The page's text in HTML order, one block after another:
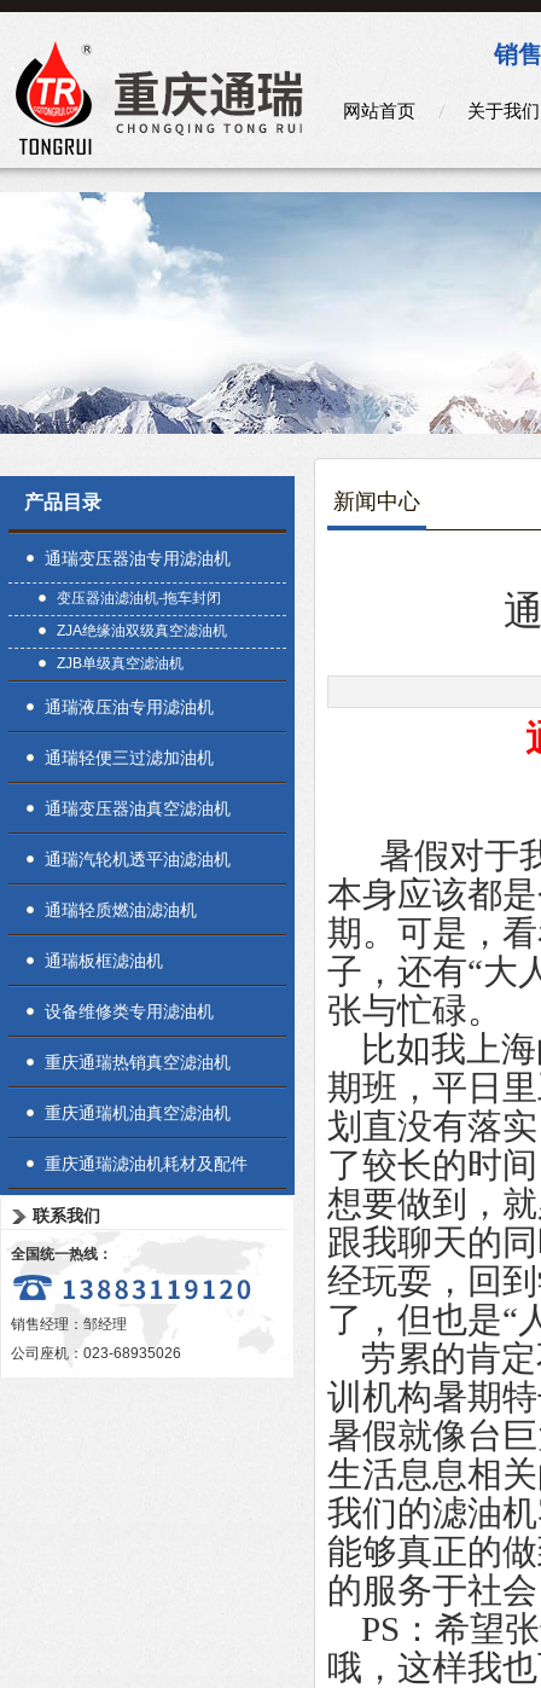
销
网站首页 关于我们
产品目录
通瑞变压器油专用滤油机
变压器油滤油机-拖车封闭
ZJA绝缘油双级真空滤油机
ZJB单级真空滤油机
通瑞液压油专用滤油机
通瑞轻便三过滤加油机
通瑞变压器油真空滤油机
通瑞汽轮机透平油滤油机
通瑞轻质燃油滤油机
通瑞板框滤油机
设备维修类专用滤油机
重庆通瑞热销真空滤油机
重庆通瑞机油真空滤油机
重庆通瑞滤油机耗材及配件
联系我们
全国统一热线：
销售经理：邹经理
公司座机：023-68935026
新闻中心
暑假对于
本身应该都
期。可是，
子，还有“大
张与忙碌。
比如我上海
期班，平日
划直没有落
了较长的时
想要做到，
跟我聊天的
经玩耍，回
了，但也是“
劳累的肯定
训机构暑期
暑假就像台
生活息息相
我们的滤油
能够真正的
的服务于社
PS：希望
哦，这样我